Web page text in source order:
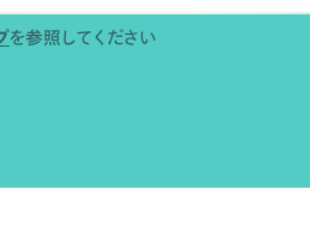
を参照してください